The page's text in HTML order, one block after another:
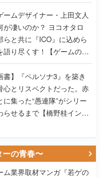
ームデザイナー・上田文人
が凄いのか？ ヨコオタロ
らと共に『ICO』に込めら
語り尽くす！【ゲームの企
書】『ペルソナ3』を築き
心とリスペクトだった。赤
集った“愚連隊”がシリー
らせるまで【橋野桂インタ
の青春〜
ム業界取材マンガ『若ゲの